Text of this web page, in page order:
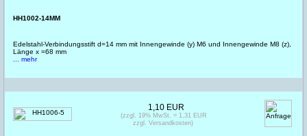
HH1002-14MM
Edelstahl-Verbindungsstift d=14 mm mit Innengewinde (y) M6 und Innengewinde M8 (z),
Länge x =68 mm
... mehr
1,10 EUR
(zzgl. 19% MwSt. = 1,31 EUR
zzgl. Versandkosten)